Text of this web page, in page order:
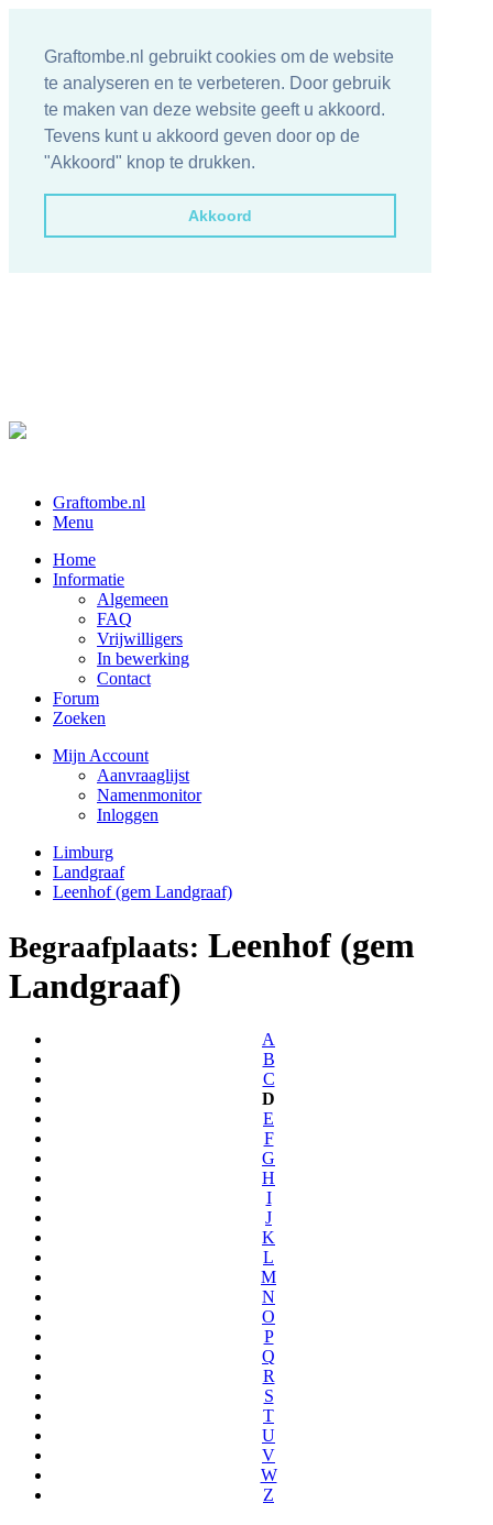
Graftombe.nl gebruikt cookies om de website
te analyseren en te verbeteren. Door gebruik
te maken van deze website geeft u akkoord.
Tevens kunt u akkoord geven door op de
"Akkoord" knop te drukken.
Akkoord
Graftombe.nl
Menu
Home
Informatie
Algemeen
FAQ
Vrijwilligers
In bewerking
Contact
Forum
Zoeken
Mijn Account
Aanvraaglijst
Namenmonitor
Inloggen
Limburg
Landgraaf
Leenhof (gem Landgraaf)
Begraafplaats: Leenhof (gem
Landgraaf)
A
B
C
D
E
F
G
H
I
J
K
L
M
N
O
P
Q
R
S
T
U
V
W
Z